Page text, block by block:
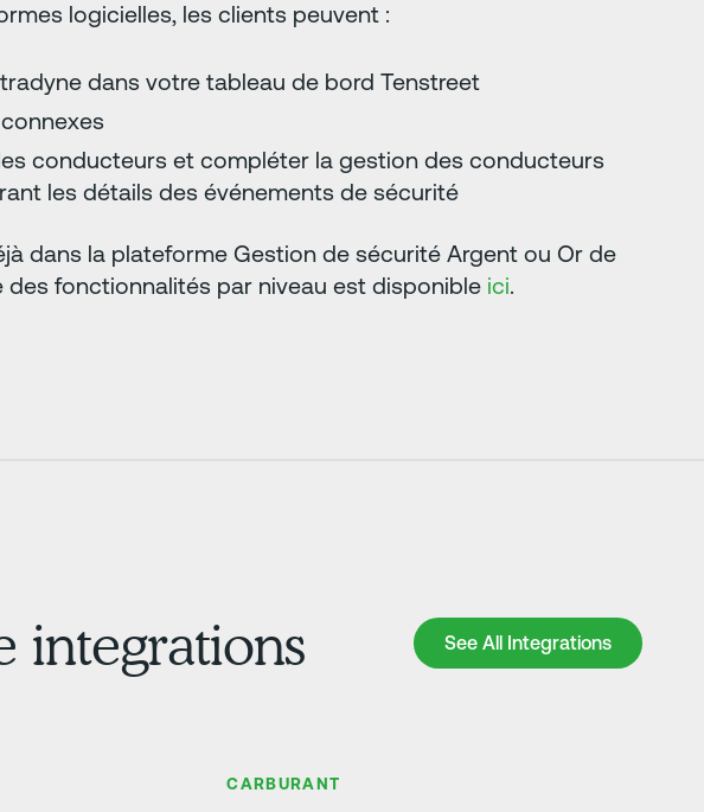
logicielles, les clients peuvent :
dans votre tableau de bord Tenstreet
conducteurs et compléter la gestion des conducteurs
les détails des événements de sécurité
dans la plateforme Gestion de sécurité Argent ou Or de
des fonctionnalités par niveau est disponible ici.
integrations See All Integrations
See All Integrations
CARBURANT